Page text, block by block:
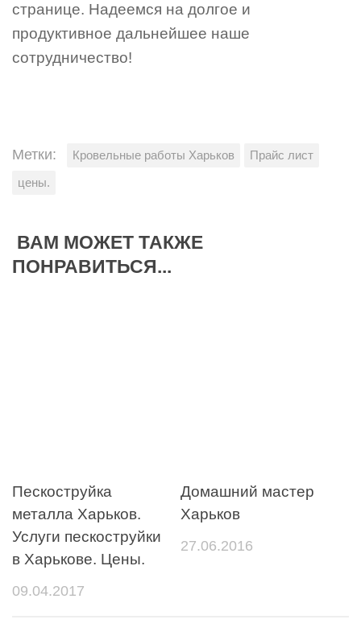
странице. Надеемся на долгое и
продуктивное дальнейшее наше
сотрудничество!
Метки: Кровельные работы Харьков
Прайс лист
цены.
ВАМ МОЖЕТ ТАКЖЕ
ПОНРАВИТЬСЯ...
Пескоструйка
металла Харьков.
Услуги пескоструйки
в Харькове. Цены.
09.04.2017
Домашний мастер
Харьков
27.06.2016